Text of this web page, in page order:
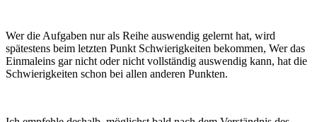
Wer die Aufgaben nur als Reihe auswendig gelernt hat, wird
spätestens beim letzten Punkt Schwierigkeiten bekommen, Wer das
Einmaleins gar nicht oder nicht vollständig auswendig kann, hat die
Schwierigkeiten schon bei allen anderen Punkten.